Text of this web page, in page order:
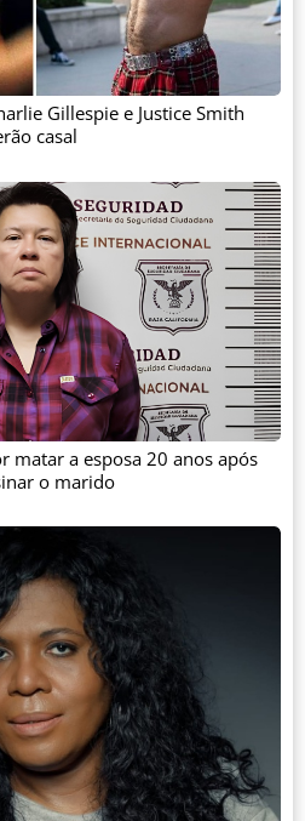
Gillespie e Justice Smith
casal
matar a esposa 20 anos após
o marido